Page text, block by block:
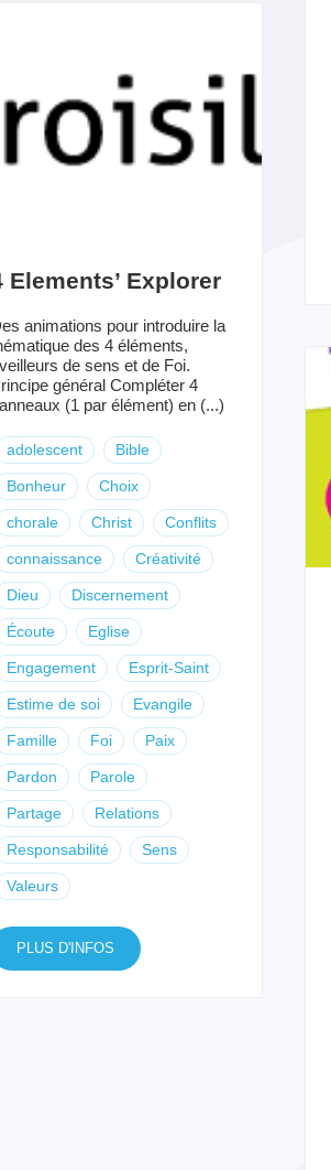
Elements’ Explorer
animations pour introduire la
des 4 éléments,
de sens et de Foi.
général Compléter 4
(1 par élément) en (...)
adolescent Bible
Bonheur Choix
chorale Christ Conflits
connaissance Créativité
Dieu Discernement
Écoute Eglise
Engagement Esprit-Saint
Estime de soi Evangile
Famille Foi Paix
Pardon Parole
Partage Relations
Responsabilité Sens
Valeurs
PLUS D'INFOS